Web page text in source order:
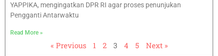
YAPPIKA, mengingatkan DPR RI agar proses penunjukan
Pengganti Antarwaktu
Read More »
« Previous 1 2 3 4 5 Next »